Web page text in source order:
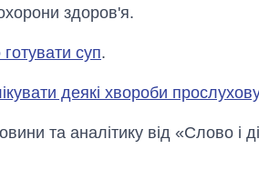
здоров'я.
суп.
деякі хвороби
та аналітику від «Слово і